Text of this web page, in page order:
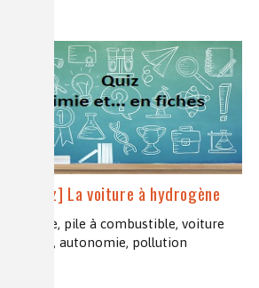
[Quiz] La voiture à hydrogène
hydrogène, pile à combustible, voiture
électrique, autonomie, pollution